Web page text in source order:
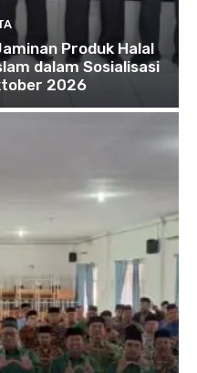
Produk Halal
dalam Sosialisasi
2026